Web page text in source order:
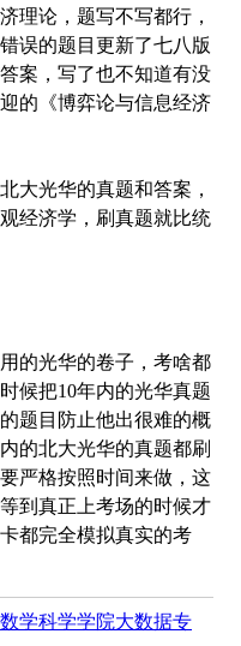
理论，题写不写都行，
误的题目更新了七八版
案，写了也不知道有没
的《博弈论与信息经济
大光华的真题和答案，
经济学，刷真题就比统
的光华的卷子，考啥都
候把10年内的光华真题
题目防止他出很难的概
的北大光华的真题都刷
严格按照时间来做，这
到真正上考场的时候才
都完全模拟真实的考
学科学学院大数据专